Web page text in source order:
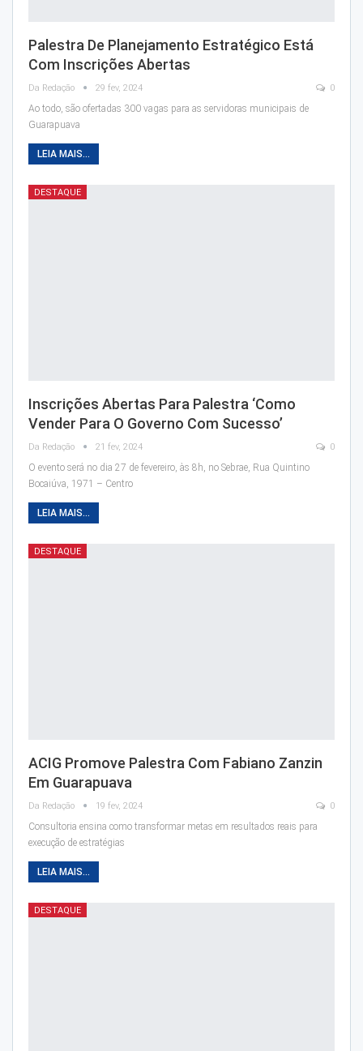
Palestra De Planejamento Estratégico Está
Com Inscrições Abertas
Da Redação 29 fev, 2024 0
Ao todo, são ofertadas 300 vagas para as servidoras municipais de
Guarapuava
LEIA MAIS...
DESTAQUE
Inscrições Abertas Para Palestra ‘Como
Vender Para O Governo Com Sucesso’
Da Redação 21 fev, 2024 0
O evento será no dia 27 de fevereiro, às 8h, no Sebrae, Rua Quintino
Bocaiúva, 1971 – Centro
LEIA MAIS...
DESTAQUE
ACIG Promove Palestra Com Fabiano Zanzin
Em Guarapuava
Da Redação 19 fev, 2024 0
Consultoria ensina como transformar metas em resultados reais para
execução de estratégias
LEIA MAIS...
DESTAQUE